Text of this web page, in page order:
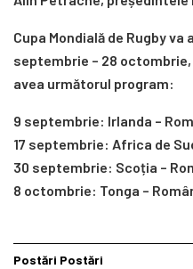
Cupa Mondială de Rugby va
septembrie – 28
avea următorul program:
9 septembrie: Irlanda –
17 septembrie: Africa de
30 septembrie: Scoția –
8 octombrie: Tonga –
Postări Postări